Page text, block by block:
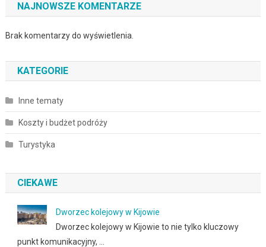
NAJNOWSZE KOMENTARZE
Brak komentarzy do wyświetlenia.
KATEGORIE
Inne tematy
Koszty i budżet podróży
Turystyka
CIEKAWE
Dworzec kolejowy w Kijowie
Dworzec kolejowy w Kijowie to nie tylko kluczowy
punkt komunikacyjny, …